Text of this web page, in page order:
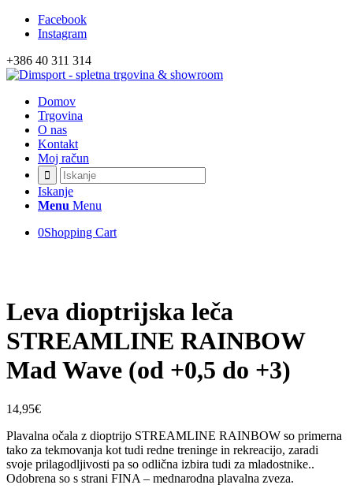
Facebook
Instagram
+386 40 311 314
Domov
Trgovina
O nas
Kontakt
Moj račun
Iskanje
Menu Menu
0Shopping Cart
Leva dioptrijska leča
STREAMLINE RAINBOW
Mad Wave (od +0,5 do +3)
14,95€
Plavalna očala z dioptrijo STREAMLINE RAINBOW so primerna
tako za tekmovanja kot tudi redne treninge in rekreacijo, zaradi
svoje prilagodljivosti pa so odlična izbira tudi za mladostnike..
Odobrena so s strani FINA – mednarodna plavalna zveza.